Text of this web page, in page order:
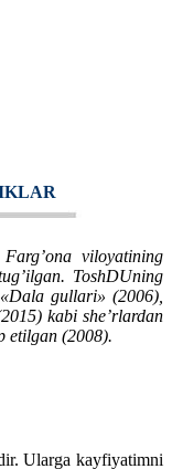
viloyatining
ToshDUning
gullari» (2006),
kabi she’rlardan
etilgan (2008).
Ularga kayfiyatimni